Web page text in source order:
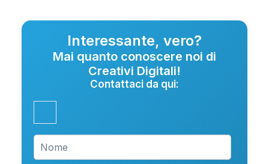
Interessante, vero?
Mai quanto conoscere noi di
Creativi Digitali!
Contattaci da qui: